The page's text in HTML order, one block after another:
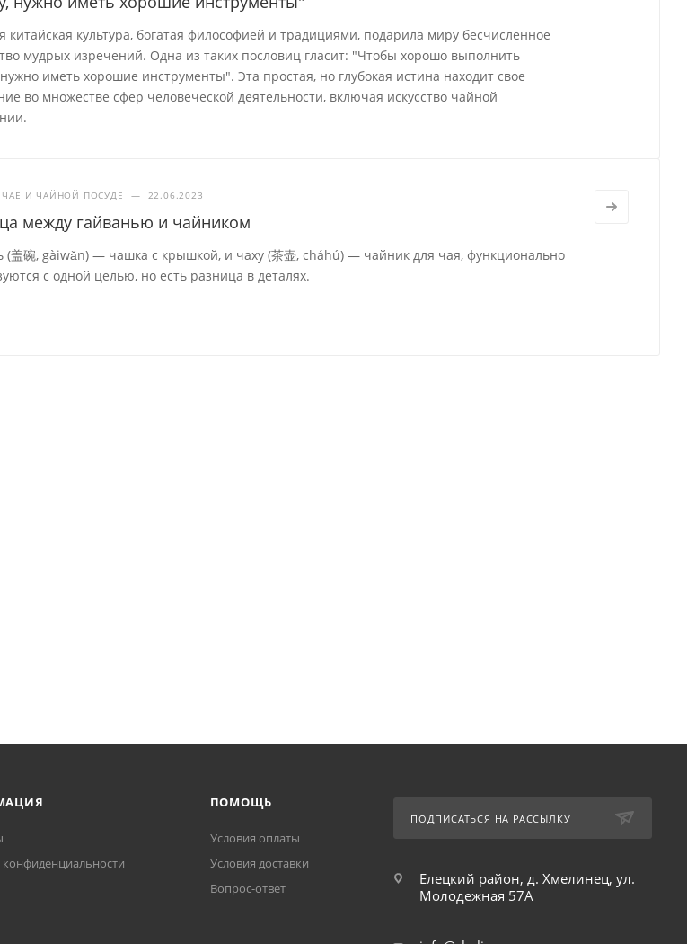
китайская культура, богатая философией и традициями, подарила миру бесчисленное
мудрых изречений. Одна из таких пословиц гласит: "Чтобы хорошо выполнить
нужно иметь хорошие инструменты". Эта простая, но глубокая истина находит свое
во множестве сфер человеческой деятельности, включая искусство чайной
И ЧАЙНОЙ ПОСУДЕ — 22.06.2023
между гайванью и чайником
(盖碗, gàiwǎn) — чашка с крышкой, и чаху (茶壶, cháhú) — чайник для чая, функционально
с одной целью, но есть разница в деталях.
конфиденциальности
ПОМОЩЬ
Условия оплаты
Условия доставки
Вопрос-ответ
ПОДПИСАТЬСЯ НА РАССЫЛКУ
Елецкий район, д. Хмелинец, ул.
Молодежная 57А